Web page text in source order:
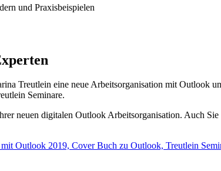
und Praxisbeispielen
Treutlein eine neue Arbeitsorganisation mit Outlook
Seminare.
neuen digitalen Outlook Arbeitsorganisation. Auch Sie